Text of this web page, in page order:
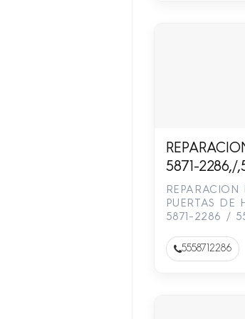
5871-2286,/
6684
REPARACION
PUERTAS DE
5871-2286 /
5558712286